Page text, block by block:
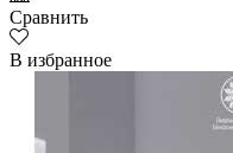
Сравнить
В избранное